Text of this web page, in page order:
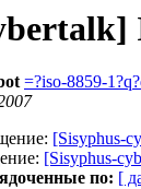
=?iso-8859-
[Sisyphus-
[Sisyphus-
по: [